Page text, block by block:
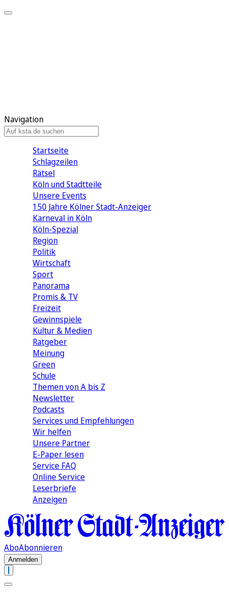
Navigation
Startseite
Schlagzeilen
Rätsel
Köln und Stadtteile
Unsere Events
150 Jahre Kölner Stadt-Anzeiger
Karneval in Köln
Köln-Spezial
Region
Politik
Wirtschaft
Sport
Panorama
Promis & TV
Freizeit
Gewinnspiele
Kultur & Medien
Ratgeber
Meinung
Green
Schule
Themen von A bis Z
Newsletter
Podcasts
Services und Empfehlungen
Wir helfen
Unsere Partner
E-Paper lesen
Service FAQ
Online Service
Leserbriefe
Anzeigen
AboAbonnieren
Anmelden